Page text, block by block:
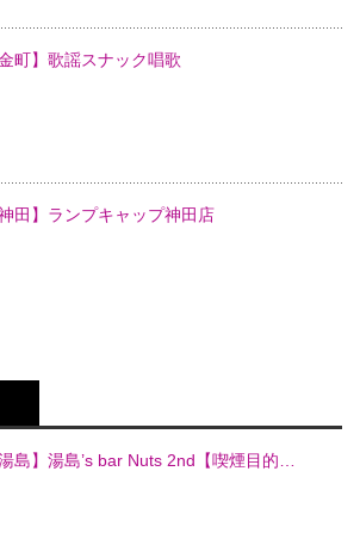
金町】歌謡スナック唱歌
神田】ランプキャップ神田店
湯島】湯島’s bar Nuts 2nd【喫煙目的…